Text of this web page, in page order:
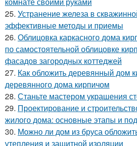
25. Устранение железа в
эффективные методы и приемы
26. Облицовка каркасного дома
по самостоятельной облицовке
фасадов загородных коттеджей
27. Как обложить деревянный дом
деревянного дома кирпичом
28. Станьте мастером украшения
29. Проектирование и
жилого дома: основные этапы и
30. Можно ли дом из бруса
утепления и защитной изоляции